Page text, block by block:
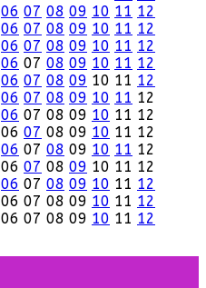
06 07 08 09 10 11 12
06 07 08 09 10 11 12
06 07 08 09 10 11 12
06 07 08 09 10 11 12
06 07 08 09 10 11 12
06 07 08 09 10 11 12
06 07 08 09 10 11 12
06 07 08 09 10 11 12
06 07 08 09 10 11 12
06 07 08 09 10 11 12
06 07 08 09 10 11 12
06 07 08 09 10 11 12
06 07 08 09 10 11 12